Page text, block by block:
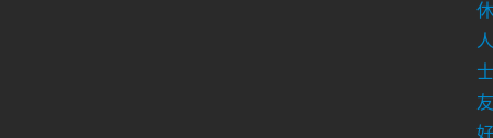
休
人
士
友
好